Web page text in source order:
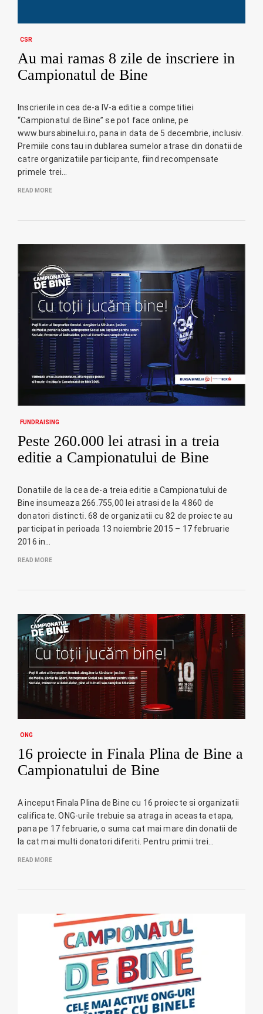
CSR
Au mai ramas 8 zile de inscriere in
Campionatul de Bine
Inscrierile in cea de-a IV-a editie a competitiei
“Campionatul de Bine” se pot face online, pe
www.bursabinelui.ro, pana in data de 5 decembrie, inclusiv.
Premiile constau in dublarea sumelor atrase din donatii de
catre organizatiile participante, fiind recompensate
primele trei…
READ MORE
FUNDRAISING
Peste 260.000 lei atrasi in a treia
editie a Campionatului de Bine
Donatiile de la cea de-a treia editie a Campionatului de
Bine insumeaza 266.755,00 lei atrasi de la 4.860 de
donatori distincti. 68 de organizatii cu 82 de proiecte au
participat in perioada 13 noiembrie 2015 – 17 februarie
2016 in…
READ MORE
ONG
16 proiecte in Finala Plina de Bine a
Campionatului de Bine
A inceput Finala Plina de Bine cu 16 proiecte si organizatii
calificate. ONG-urile trebuie sa atraga in aceasta etapa,
pana pe 17 februarie, o suma cat mai mare din donatii de
la cat mai multi donatori diferiti. Pentru primii trei…
READ MORE